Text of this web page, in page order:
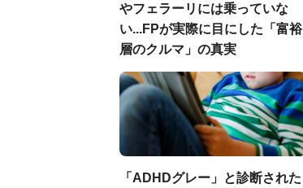
やフェラーリには乗っていな
い...FPが実際に目にした「富裕
層のクルマ」の真実
「ADHDグレー」と診断された